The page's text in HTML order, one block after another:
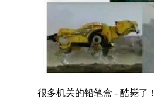
很多机关的铅笔盒 - 酷毙了！